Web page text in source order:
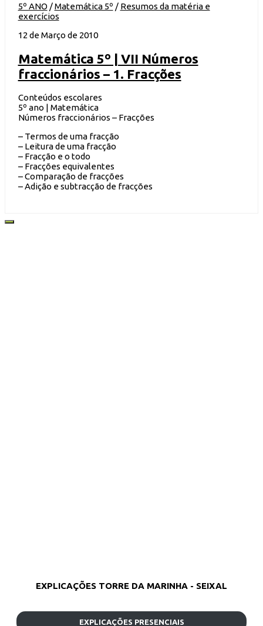
5º ANO /Matemática 5º / Resumos da matéria e
exercícios
12 de Março de 2010
Matemática 5º | VII Números
fraccionários – 1. Fracções
Conteúdos escolares
5º ano | Matemática
Números fraccionários – Fracções
– Termos de uma fracção
– Leitura de uma fracção
– Fracção e o todo
– Fracções equivalentes
– Comparação de fracções
– Adição e subtracção de fracções
EXPLICAÇÕES TORRE DA MARINHA - SEIXAL
EXPLICAÇÕES PRESENCIAIS